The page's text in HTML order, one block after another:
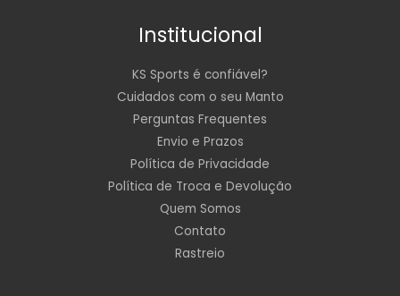
Institucional
KS Sports é confiável?
Cuidados com o seu Manto
Perguntas Frequentes
Envio e Prazos
Política de Privacidade
Política de Troca e Devolução
Quem Somos
Contato
Rastreio